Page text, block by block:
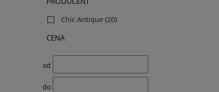
Chic Antique (20)
CENA
od
do